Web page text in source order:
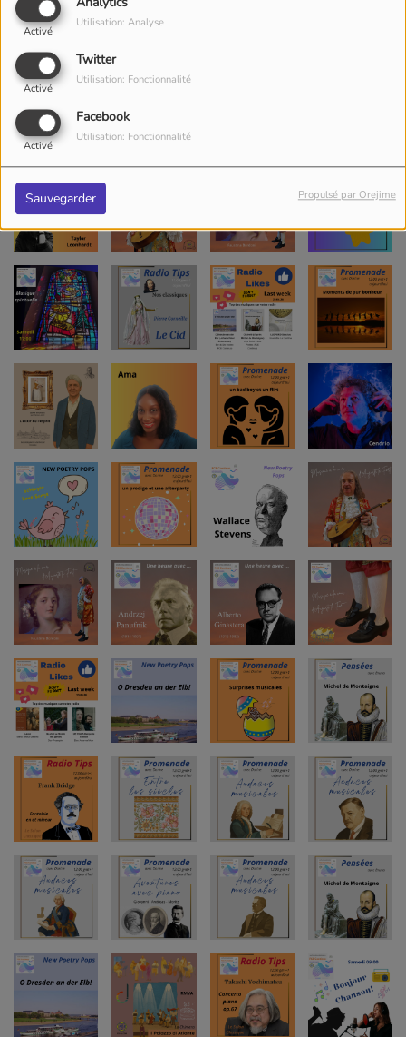
Activé
Utilisation: Analyse
Twitter
Activé
Utilisation: Fonctionnalité
Facebook
Activé
Utilisation: Fonctionnalité
Sauvegarder Propulsé par Orejime